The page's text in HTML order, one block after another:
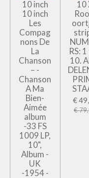
10 inch
10 inch
Les
Compag
nons De
La
Chanson
– -
Chanson
A Ma
Bien-
Aimée
album
-33 FS
1009 LP,
10",
Album -
UK
-1954 -
10
RS:
10.
€
€